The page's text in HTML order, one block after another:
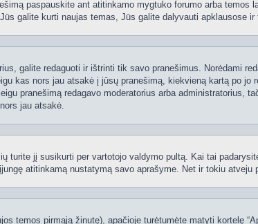
paspauskite ant atitinkamo mygtuko forumo arba
galite kurti naujas temas, Jūs galite dalyvauti apklausose ir
galite redaguoti ir ištrinti tik savo pranešimus. Norėdami
kas nors jau atsakė į jūsų pranešimą, kiekvieną kartą po
pranešimą redagavo moderatorius arba
jau atsakė.
turite jį susikurti per vartotojo valdymo pultą. Kai tai
atitinkamą nustatymą savo aprašyme. Net ir tokiu
temos pirmąją žinutę), apačioje turėtumėte matyti